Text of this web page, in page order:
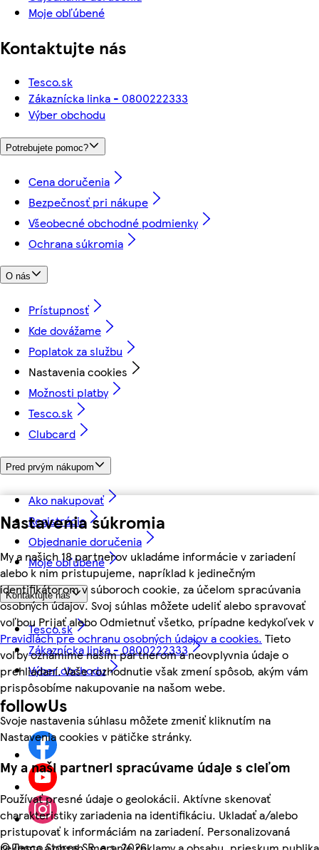
Nastavenia súkromia
My a našich 18 partnerov ukladáme informácie v zariadení
alebo k nim pristupujeme, napríklad k jedinečným
identifikátorom v súboroch cookie, za účelom spracúvania
osobných údajov. Svoj súhlas môžete udeliť alebo spravovať
voľbou Prijať alebo Odmietnuť všetko, prípadne kedykoľvek v
Pravidlách pre ochranu osobných údajov a cookies. Tieto
voľby oznámime našim partnerom a neovplyvnia údaje o
prehliadaní. Vaše rozhodnutie však zmení spôsob, akým vám
prispôsobíme nakupovanie na našom webe.
Svoje nastavenia súhlasu môžete zmeniť kliknutím na
Nastavenia cookies v pätičke stránky.
My a naši partneri spracúvame údaje s cieľom
Používať presné údaje o geolokácii. Aktívne skenovať
charakteristiky zariadenia na identifikáciu. Ukladať a/alebo
pristupovať k informáciám na zariadení. Personalizovaná
Moje obľúbené
Kontaktujte nás
Tesco.sk
Zákaznícka linka - 0800222333
Výber obchodu
Potrebujete pomoc?
Cena doručenia
Bezpečnosť pri nákupe
Všeobecné obchodné podmienky
Ochrana súkromia
O nás
Prístupnosť
Kde dovážame
Poplatok za službu
Nastavenia cookies
Možnosti platby
Tesco.sk
Clubcard
Pred prvým nákupom
Ako nakupovať
Registrácia
Objednanie doručenia
Moje obľúbené
Kontaktujte nás
Tesco.sk
Zákaznícka linka - 0800222333
Výber obchodu
followUs
©Tesco Stores SR, a.s. 2026